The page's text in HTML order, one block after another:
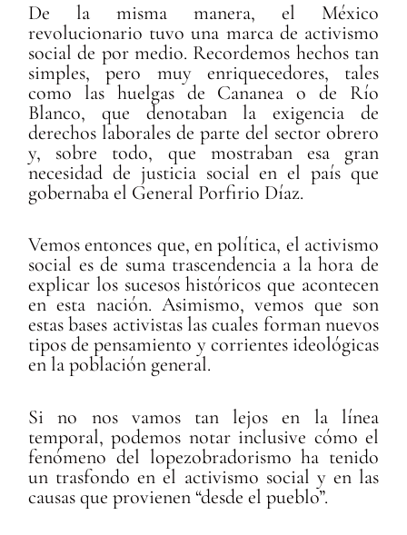
De la misma manera, el México
revolucionario tuvo una marca de activismo
social de por medio. Recordemos hechos tan
simples, pero muy enriquecedores, tales
como las huelgas de Cananea o de Río
Blanco, que denotaban la exigencia de
derechos laborales de parte del sector obrero
y, sobre todo, que mostraban esa gran
necesidad de justicia social en el país que
gobernaba el General Porfirio Díaz.
Vemos entonces que, en política, el activismo
social es de suma trascendencia a la hora de
explicar los sucesos históricos que acontecen
en esta nación. Asimismo, vemos que son
estas bases activistas las cuales forman nuevos
tipos de pensamiento y corrientes ideológicas
en la población general.
Si no nos vamos tan lejos en la línea
temporal, podemos notar inclusive cómo el
fenómeno del lopezobradorismo ha tenido
un trasfondo en el activismo social y en las
causas que provienen “desde el pueblo”.